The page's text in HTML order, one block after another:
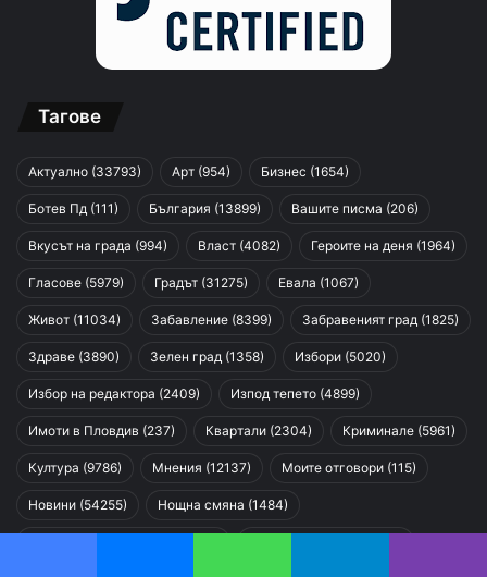
Тагове
Актуално (33793) Арт (954) Бизнес (1654)
Ботев Пд (111) България (13899) Вашите писма (206)
Вкусът на града (994) Власт (4082) Героите на деня (1964)
Гласове (5979) Градът (31275) Евала (1067)
Живот (11034) Забавление (8399) Забравеният град (1825)
Здраве (3890) Зелен град (1358) Избори (5020)
Избор на редактора (2409) Изпод тепето (4899)
Имоти в Пловдив (237) Квартали (2304) Криминале (5961)
Култура (9786) Мнения (12137) Моите отговори (115)
Новини (54255) Нощна смяна (1484)